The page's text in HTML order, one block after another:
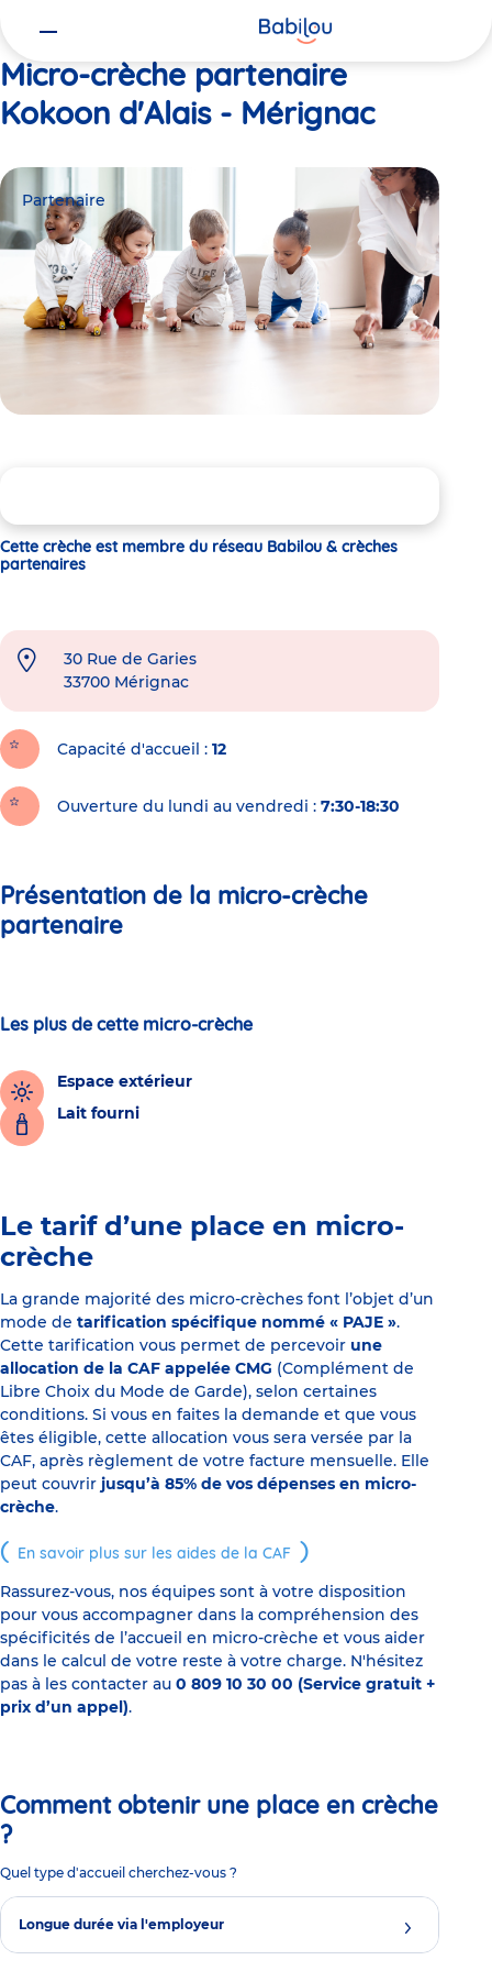
Micro-crèche partenaire
Kokoon d'Alais - Mérignac
Partenaire
Cette crèche est membre du réseau Babilou & crèches
partenaires
30 Rue de Garies
33700 Mérignac
Capacité d'accueil 12
Ouverture du lundi au vendredi : 7:30-18:30
Présentation de la micro-crèche
partenaire
Les plus de cette micro-crèche
Espace extérieur
Lait fourni
Le tarif d’une place en micro-
crèche
La grande majorité des micro-crèches font l’objet d’un
mode de tarification spécifique nommé « PAJE ».
Cette tarification vous permet de percevoir une
allocation de la CAF appelée CMG (Complément de
Libre Choix du Mode de Garde), selon certaines
conditions. Si vous en faites la demande et que vous
êtes éligible, cette allocation vous sera versée par la
CAF, après règlement de votre facture mensuelle. Elle
peut couvrir jusqu’à 85% de vos dépenses en micro-
crèche.
En savoir plus sur les aides de la CAF
Rassurez-vous, nos équipes sont à votre disposition
pour vous accompagner dans la compréhension des
spécificités de l’accueil en micro-crèche et vous aider
dans le calcul de votre reste à votre charge. N'hésitez
pas à les contacter au 0 809 10 30 00 (Service gratuit +
prix d’un appel).
Comment obtenir une place en crèche
?
Quel type d'accueil cherchez-vous ?
Longue durée via l'employeur